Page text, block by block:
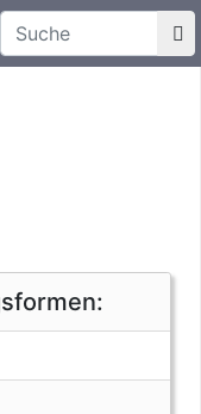
Meldungen
Suchtexteingabe